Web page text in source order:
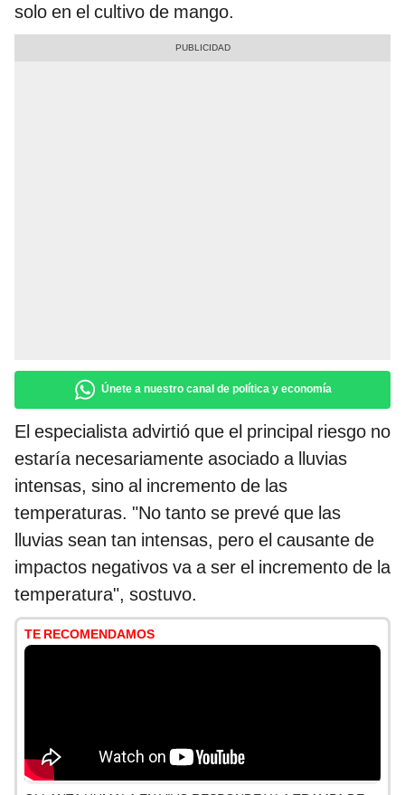
solo en el cultivo de mango.
Únete a nuestro canal de política y economía
El especialista advirtió que el principal riesgo no
estaría necesariamente asociado a lluvias
intensas, sino al incremento de las
temperaturas. "No tanto se prevé que las
lluvias sean tan intensas, pero el causante de
impactos negativos va a ser el incremento de la
temperatura", sostuvo.
TE RECOMENDAMOS